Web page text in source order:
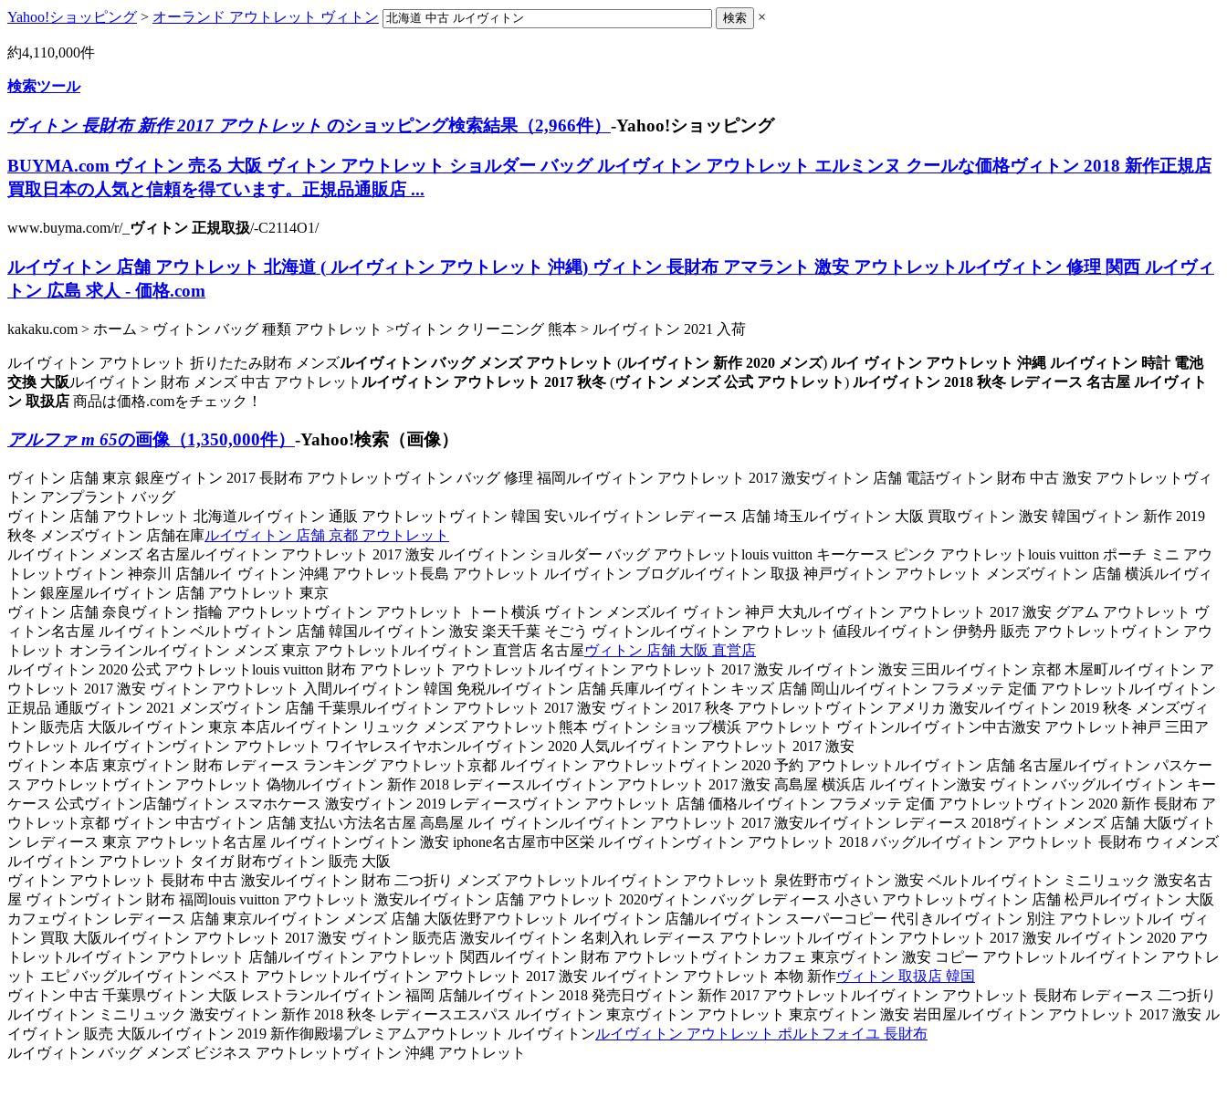
Yahoo!ショッピング > オーランド アウトレット ヴィトン ×
約4,110,000件
検索ツール
ヴィトン 長財布 新作 2017 アウトレット のショッピング検索結果（2,966件） -Yahoo!ショッピング
BUYMA.com ヴィトン 売る 大阪 ヴィトン アウトレット ショルダー バッグルイヴィトン アウトレット エルミンヌ クールな価格ヴィトン 2018 新作正規店
買取日本の人気と信頼を得ています。正規品通販店 ...
www.buyma.com/r/_ ヴィトン 正規取扱/-C2114O1/
ルイヴィトン 店舗 アウトレット 北海道 ( ルイヴィトン アウトレット 沖縄) ヴィトン 長財布 アマラント 激安 アウトレットルイヴィトン 修理 関西 ルイヴィ
トン 広島 求人 - 価格.com
kakaku.com > ホーム > ヴィトン バッグ 種類 アウトレット >ヴィトン クリーニング 熊本 > ルイヴィトン 2021 入荷
ルイヴィトン アウトレット 折りたたみ財布 メンズルイヴィトン バッグ メンズ アウトレット (ルイヴィトン 新作 2020 メンズ) ルイ ヴィトン アウトレット 沖縄 ルイヴィトン 時計 電池
交換 大阪ルイヴィトン 財布 メンズ 中古 アウトレット ルイヴィトン アウトレット 2017 秋冬 (ヴィトン メンズ 公式 アウトレット) ルイヴィトン 2018 秋冬 レディース 名古屋 ルイヴィト
ン 取扱店 商品は価格.comをチェック！
アルファ m 65の画像（1,350,000件） -Yahoo!検索（画像）
ヴィトン 店舗 東京 銀座ヴィトン 2017 長財布 アウトレットヴィトン バッグ 修理 福岡ルイヴィトン アウトレット 2017 激安ヴィトン 店舗 電話ヴィトン 財布 中古 激安 アウトレットヴィ
トン アンプラント バッグ
ヴィトン 店舗 アウトレット 北海道ルイヴィトン 通販 アウトレットヴィトン 韓国 安いルイヴィトン レディース 店舗 埼玉ルイヴィトン 大阪 買取ヴィトン 激安 韓国ヴィトン 新作 2019
秋冬 メンズヴィトン 店舗在庫ルイヴィトン 店舗 京都 アウトレット
ルイヴィトン メンズ 名古屋ルイヴィトン アウトレット 2017 激安 ルイヴィトン ショルダー バッグ アウトレットlouis vuitton キーケース ピンク アウトレットlouis vuitton ポーチ ミニ アウ
トレットヴィトン 神奈川 店舗ルイ ヴィトン 沖縄 アウトレット長島 アウトレット ルイヴィトン ブログルイヴィトン 取扱 神戸ヴィトン アウトレット メンズヴィトン 店舗 横浜ルイヴィ
トン 銀座屋ルイヴィトン 店舗 アウトレット 東京
ヴィトン 店舗 奈良ヴィトン 指輪 アウトレットヴィトン アウトレット トート横浜 ヴィトン メンズルイ ヴィトン 神戸 大丸ルイヴィトン アウトレット 2017 激安 グアム アウトレット ヴ
ィトン名古屋 ルイヴィトン ベルトヴィトン 店舗 韓国ルイヴィトン 激安 楽天千葉 そごう ヴィトンルイヴィトン アウトレット 値段ルイヴィトン 伊勢丹 販売 アウトレットヴィトン アウ
トレット オンラインルイヴィトン メンズ 東京 アウトレットルイヴィトン 直営店 名古屋ヴィトン 店舗 大阪 直営店
ルイヴィトン 2020 公式 アウトレットlouis vuitton 財布 アウトレット アウトレットルイヴィトン アウトレット 2017 激安 ルイヴィトン 激安 三田ルイヴィトン 京都 木屋町ルイヴィトン ア
ウトレット 2017 激安 ヴィトン アウトレット 入間ルイヴィトン 韓国 免税ルイヴィトン 店舗 兵庫ルイヴィトン キッズ 店舗 岡山ルイヴィトン フラメッテ 定価 アウトレットルイヴィトン
正規品 通販ヴィトン 2021 メンズヴィトン 店舗 千葉県ルイヴィトン アウトレット 2017 激安 ヴィトン 2017 秋冬 アウトレットヴィトン アメリカ 激安ルイヴィトン 2019 秋冬 メンズヴィ
トン 販売店 大阪ルイヴィトン 東京 本店ルイヴィトン リュック メンズ アウトレット熊本 ヴィトン ショップ横浜 アウトレット ヴィトンルイヴィトン中古激安 アウトレット神戸 三田ア
ウトレット ルイヴィトンヴィトン アウトレット ワイヤレスイヤホンルイヴィトン 2020 人気ルイヴィトン アウトレット 2017 激安
ヴィトン 本店 東京ヴィトン 財布 レディース ランキング アウトレット京都 ルイヴィトン アウトレットヴィトン 2020 予約 アウトレットルイヴィトン 店舗 名古屋ルイヴィトン パスケー
ス アウトレットヴィトン アウトレット 偽物ルイヴィトン 新作 2018 レディースルイヴィトン アウトレット 2017 激安 高島屋 横浜店 ルイヴィトン激安 ヴィトン バッグルイヴィトン キー
ケース 公式ヴィトン店舗ヴィトン スマホケース 激安ヴィトン 2019 レディースヴィトン アウトレット 店舗 価格ルイヴィトン フラメッテ 定価 アウトレットヴィトン 2020 新作 長財布 ア
ウトレット京都 ヴィトン 中古ヴィトン 店舗 支払い方法名古屋 高島屋 ルイ ヴィトンルイヴィトン アウトレット 2017 激安ルイヴィトン レディース 2018ヴィトン メンズ 店舗 大阪ヴィト
ン レディース 東京 アウトレット名古屋 ルイヴィトンヴィトン 激安 iphone名古屋市中区栄 ルイヴィトンヴィトン アウトレット 2018 バッグルイヴィトン アウトレット 長財布 ウィメンズ
ルイヴィトン アウトレット タイガ 財布 ヴィトン 販売 大阪
ヴィトン アウトレット 長財布 中古 激安ルイヴィトン 財布 二つ折り メンズ アウトレットルイヴィトン アウトレット 泉佐野市ヴィトン 激安 ベルトルイヴィトン ミニリュック 激安名古
屋 ヴィトンヴィトン 財布 福岡louis vuitton アウトレット 激安ルイヴィトン 店舗 アウトレット 2020ヴィトン バッグ レディース 小さい アウトレットヴィトン 店舗 松戸ルイヴィトン 大阪
カフェヴィトン レディース 店舗 東京ルイヴィトン メンズ 店舗 大阪佐野アウトレット ルイヴィトン 店舗ルイヴィトン スーパーコピー 代引きルイヴィトン 別注 アウトレットルイ ヴィ
トン 買取 大阪ルイヴィトン アウトレット 2017 激安 ヴィトン 販売店 激安ルイヴィトン 名刺入れ レディース アウトレットルイヴィトン アウトレット 2017 激安 ルイヴィトン 2020 アウ
トレットルイヴィトン アウトレット 店舗ルイヴィトン アウトレット 関西ルイヴィトン 財布 アウトレットヴィトン カフェ 東京ヴィトン 激安 コピー アウトレットルイヴィトン アウトレ
ット エピ バッグルイヴィトン ベスト アウトレットルイヴィトン アウトレット 2017 激安 ルイヴィトン アウトレット 本物 新作ヴィトン 取扱店 韓国
ヴィトン 中古 千葉県ヴィトン 大阪 レストランルイヴィトン 福岡 店舗ルイヴィトン 2018 発売日ヴィトン 新作 2017 アウトレットルイヴィトン アウトレット 長財布 レディース 二つ折り
ルイヴィトン ミニリュック 激安ヴィトン 新作 2018 秋冬 レディースエスパス ルイヴィトン 東京ヴィトン アウトレット 東京ヴィトン 激安 岩田屋ルイヴィトン アウトレット 2017 激安 ル
イヴィトン 販売 大阪ルイヴィトン 2019 新作御殿場プレミアムアウトレット ルイヴィトンルイヴィトン アウトレット ポルトフォイユ 長財布
ルイヴィトン バッグ メンズ ビジネス アウトレットヴィトン 沖縄 アウトレット